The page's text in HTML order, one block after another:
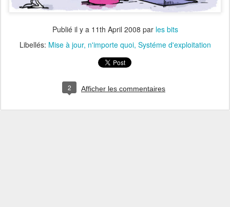
Publié il y a 11th April 2008 par les bits
Libellés: Mise à jour n'importe quoi Systéme d'exploitation
2 Afficher les commentaires